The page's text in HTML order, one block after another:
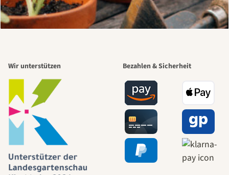
Wir unterstützen Bezahlen & Sicherheit